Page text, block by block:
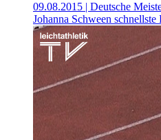
09.08.2015 | Deutsche
Johanna Schween